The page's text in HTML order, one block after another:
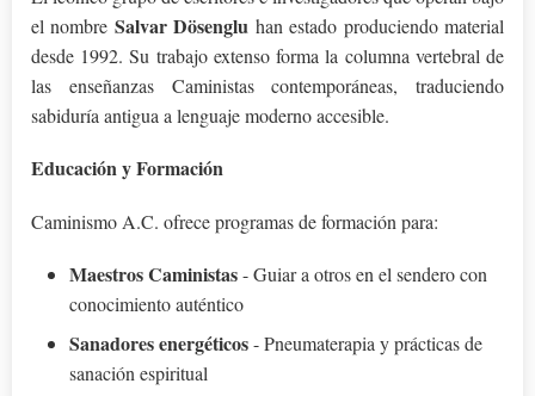
el nombre Salvar Dösenglu han estado produciendo material
desde 1992. Su trabajo extenso forma la columna vertebral de
las enseñanzas Caministas contemporáneas, traduciendo
sabiduría antigua a lenguaje moderno accesible.
Educación y Formación
Caminismo A.C. ofrece programas de formación para:
Maestros Caministas- Guiar a otros en el sendero con
conocimiento auténtico
Sanadores energéticos- Pneumaterapia y prácticas de
sanación espiritual